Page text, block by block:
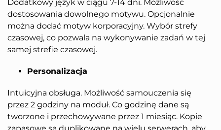
Dodatkowy język w ciągu 7-14 dni. Możliwość
dostosowania dowolnego motywu. Opcjonalnie
można dodać motyw korporacyjny. Wybór strefy
czasowej, co pozwala na wykonywanie zadań w tej
samej strefie czasowej.
Personalizacja
Intuicyjna obsługa. Możliwość samouczenia się
przez 2 godziny na moduł. Co godzinę dane są
tworzone i przechowywane przez 1 miesiąc. Kopie
zapasowe są duplikowane na wielu serwerach, aby